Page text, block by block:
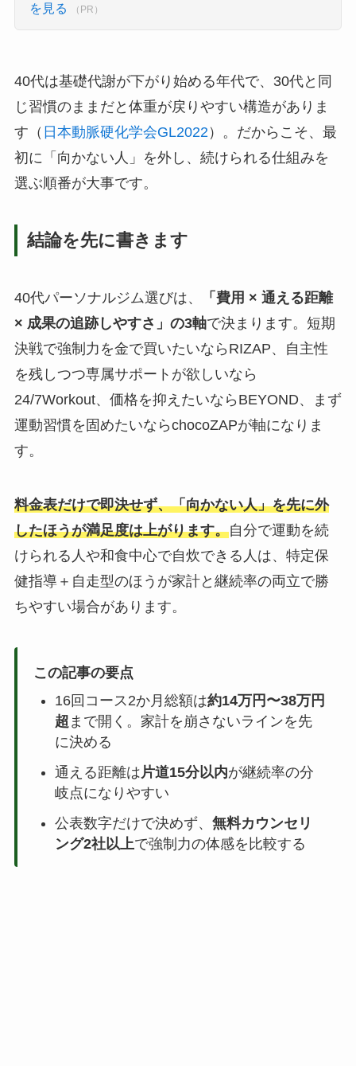
を見る
（PR）
40代は基礎代謝が下がり始める年代で、30代と同
じ習慣のままだと体重が戻りやすい構造がありま
す（ 日本動脈硬化学会GL2022）。だからこそ、最
初に「向かない人」を外し、続けられる仕組みを
選ぶ順番が大事です。
結論を先に書きます
40代パーソナルジム選びは、
「費用 × 通える距離
× 成果の追跡しやすさ」の3軸で決まります。短期
決戦で強制力を金で買いたいならRIZAP、自主性
を残しつつ専属サポートが欲しいなら
24/7Workout、価格を抑えたいならBEYOND、まず
運動習慣を固めたいならchocoZAPが軸になりま
す。
料金表だけで即決せず、「向かない人」を先に外
したほうが満足度は上がります。自分で運動を続
けられる人や和食中心で自炊できる人は、特定保
健指導＋自走型のほうが家計と継続率の両立で勝
ちやすい場合があります。
この記事の要点
16回コース2か月総額は約14万円〜38万円
超 まで開く。家計を崩さないラインを先
に決める
通える距離は片道15分以内が継続率の分
岐点になりやすい
公表数字だけで決めず、 無料カウンセリ
ング2社以上で強制力の体感を比較する